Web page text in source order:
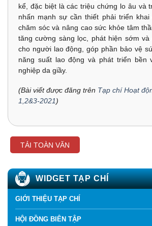
kể, đặc biệt là các triệu chứng lo âu và
nhấn mạnh sự cần thiết phải triển
chăm sóc và nâng cao sức khỏe tâm
tăng cường sàng lọc, phát hiện sớm
cho người lao động, góp phần bảo vệ
năng suất lao động và phát triển bền
nghiệp da giầy.
(Bài viết được đăng trên Tạp chí Hoạt
1,2&3-2021)
TẢI TOÀN VĂN
WIDGET TẠP CHÍ
GIỚI THIỆU TẠP CHÍ
HỘI ĐỒNG BIÊN TẬP